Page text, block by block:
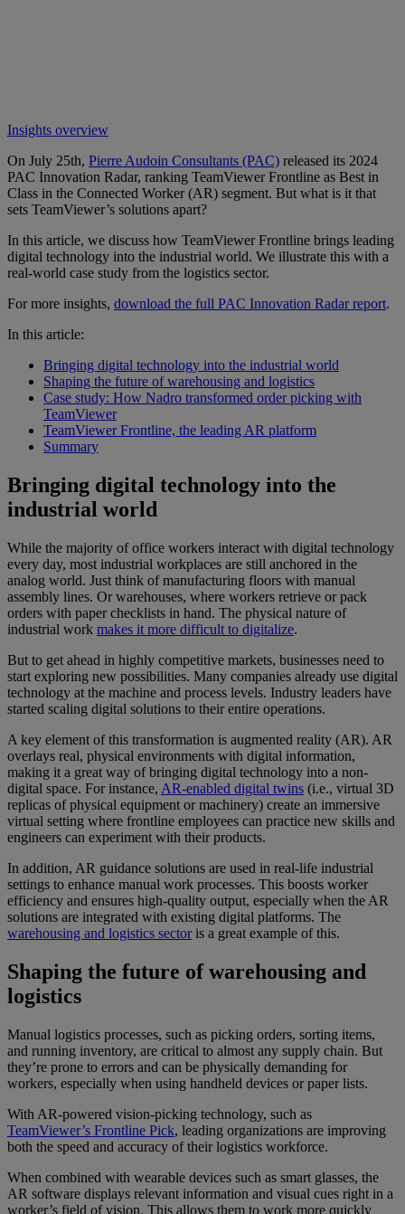
Insights overview
On July 25th, Pierre Audoin Consultants (PAC) released its 2024
PAC Innovation Radar, ranking TeamViewer Frontline as Best in
Class in the Connected Worker (AR) segment. But what is it that
sets TeamViewer’s solutions apart?
In this article, we discuss how TeamViewer Frontline brings leading
digital technology into the industrial world. We illustrate this with a
real-world case study from the logistics sector.
For more insights, download the full PAC Innovation Radar report.
In this article:
Bringing digital technology into the industrial world
Shaping the future of warehousing and logistics
Case study: How Nadro transformed order picking with
TeamViewer
TeamViewer Frontline, the leading AR platform
Summary
Bringing digital technology into the
industrial world
While the majority of office workers interact with digital technology
every day, most industrial workplaces are still anchored in the
analog world. Just think of manufacturing floors with manual
assembly lines. Or warehouses, where workers retrieve or pack
orders with paper checklists in hand. The physical nature of
industrial work makes it more difficult to digitalize.
But to get ahead in highly competitive markets, businesses need to
start exploring new possibilities. Many companies already use digital
technology at the machine and process levels. Industry leaders have
started scaling digital solutions to their entire operations.
A key element of this transformation is augmented reality (AR). AR
overlays real, physical environments with digital information,
making it a great way of bringing digital technology into a non-
digital space. For instance, AR-enabled digital twins (i.e., virtual 3D
replicas of physical equipment or machinery) create an immersive
virtual setting where frontline employees can practice new skills and
engineers can experiment with their products.
In addition, AR guidance solutions are used in real-life industrial
settings to enhance manual work processes. This boosts worker
efficiency and ensures high-quality output, especially when the AR
solutions are integrated with existing digital platforms. The
warehousing and logistics sectoris a great example of this.
Shaping the future of warehousing and
logistics
Manual logistics processes, such as picking orders, sorting items,
and running inventory, are critical to almost any supply chain. But
they’re prone to errors and can be physically demanding for
workers, especially when using handheld devices or paper lists.
With AR-powered vision-picking technology, such as
TeamViewer’s Frontline Pick, leading organizations are improving
both the speed and accuracy of their logistics workforce.
When combined with wearable devices such as smart glasses, the
AR software displays relevant information and visual cues right in a
worker’s field of vision. This allows them to work more quickly